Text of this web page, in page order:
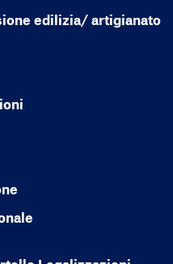
edilizia/ artigianato